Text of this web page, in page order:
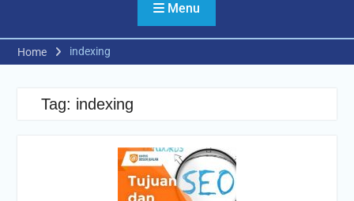
Menu
Home indexing
Tag: indexing